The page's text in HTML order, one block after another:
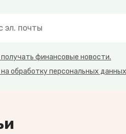
получать финансовые новости.
обработку персональных